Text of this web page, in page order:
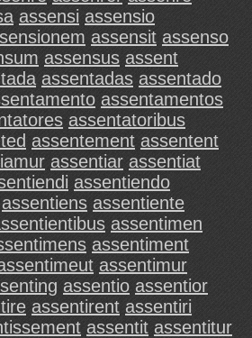
assensi assensio
assensit assenso
assensus assent
assentadas assentado
assentamentos
assentatoribus
assentement assentent
assentiar assentiat
assentiendo
assentiens assentiente
assentimen
assentiment
assentimur
assentio assentior
assentirent assentiri
assentit assentitur